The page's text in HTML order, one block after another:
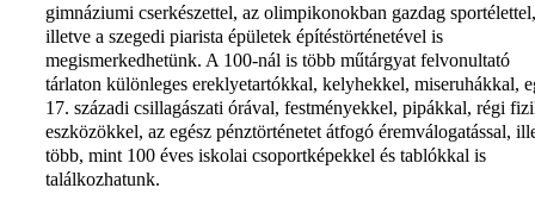
gimnáziumi cserkészettel, az olimpikonokban gazdag sportélettel,
illetve a szegedi piarista épületek építéstörténetével is
megismerkedhetünk. A 100-nál is több műtárgyat felvonultató
tárlaton különleges ereklyetartókkal, kelyhekkel, miseruhákkal,
17. századi csillagászati órával, festményekkel, pipákkal, régi
eszközökkel, az egész pénztörténetet átfogó éremválogatással,
több, mint 100 éves iskolai csoportképekkel és tablókkal is
találkozhatunk.